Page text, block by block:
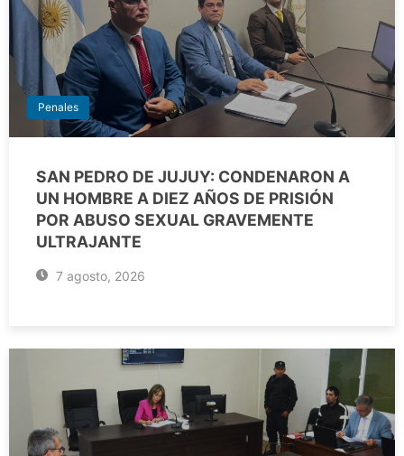
Penales
SAN PEDRO DE JUJUY: CONDENARON A
UN HOMBRE A DIEZ AÑOS DE PRISIÓN
POR ABUSO SEXUAL GRAVEMENTE
ULTRAJANTE
7 agosto, 2026